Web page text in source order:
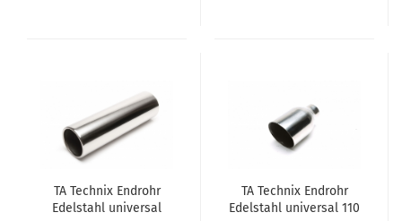
TA Tech­nix End­rohr
Edel­stahl uni­ver­sal
TA Tech­nix End­rohr
Edel­stahl uni­ver­sal 110